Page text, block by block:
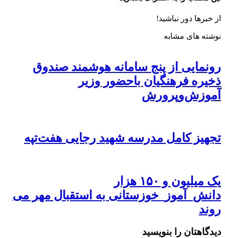
از خبرها دور نباشید!
نوشته های مشابه
رونمایی از پنج سامانه هوشمند صندوق
ذخیره فرهنگیان باحضور وزیر
آموزش‌وپرورش
تجهیز کامل مدرسه شهید رجایی هفت‌تپه
یک میلیون و ۱۵۰ هزار
دانش_آموز_خوزستانی به استقبال مهر می
روند
دیدگاهتان را بنویسید